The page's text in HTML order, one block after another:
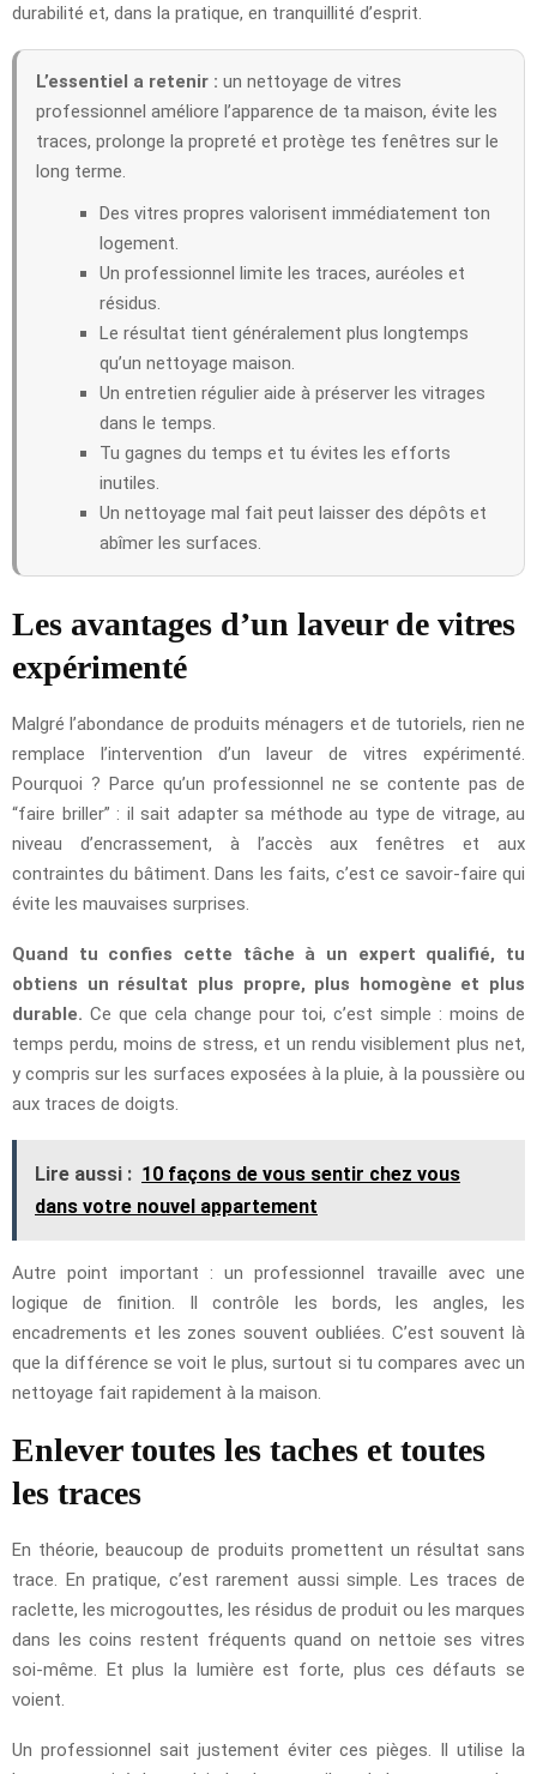
durabilité et, dans la pratique, en tranquillité d’esprit.
L’essentiel a retenir : un nettoyage de vitres
professionnel améliore l’apparence de ta maison, évite les
traces, prolonge la propreté et protège tes fenêtres sur le
long terme.
Des vitres propres valorisent immédiatement ton
logement.
Un professionnel limite les traces, auréoles et
résidus.
Le résultat tient généralement plus longtemps
qu’un nettoyage maison.
Un entretien régulier aide à préserver les vitrages
dans le temps.
Tu gagnes du temps et tu évites les efforts
inutiles.
Un nettoyage mal fait peut laisser des dépôts et
abîmer les surfaces.
Les avantages d’un laveur de vitres
expérimenté
Malgré l’abondance de produits ménagers et de tutoriels, rien ne
remplace l’intervention d’un laveur de vitres expérimenté.
Pourquoi ? Parce qu’un professionnel ne se contente pas de
“faire briller” : il sait adapter sa méthode au type de vitrage, au
niveau d’encrassement, à l’accès aux fenêtres et aux
contraintes du bâtiment. Dans les faits, c’est ce savoir-faire qui
évite les mauvaises surprises.
Quand tu confies cette tâche à un expert qualifié, tu
obtiens un résultat plus propre, plus homogène et plus
durable. Ce que cela change pour toi, c’est simple : moins de
temps perdu, moins de stress, et un rendu visiblement plus net,
y compris sur les surfaces exposées à la pluie, à la poussière ou
aux traces de doigts.
Lire aussi : 10 façons de vous sentir chez vous
dans votre nouvel appartement
Autre point important : un professionnel travaille avec une
logique de finition. Il contrôle les bords, les angles, les
encadrements et les zones souvent oubliées. C’est souvent là
que la différence se voit le plus, surtout si tu compares avec un
nettoyage fait rapidement à la maison.
Enlever toutes les taches et toutes
les traces
En théorie, beaucoup de produits promettent un résultat sans
trace. En pratique, c’est rarement aussi simple. Les traces de
raclette, les microgouttes, les résidus de produit ou les marques
dans les coins restent fréquents quand on nettoie ses vitres
soi-même. Et plus la lumière est forte, plus ces défauts se
voient.
Un professionnel sait justement éviter ces pièges. Il utilise la